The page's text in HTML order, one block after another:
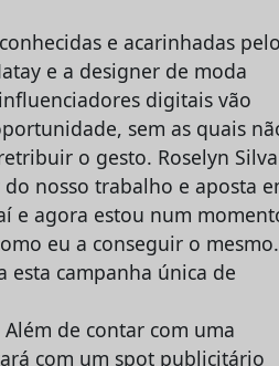
e acarinhadas
e a designer de moda
digitais vão
sem as quais
o gesto. Roselyn Silva
nosso trabalho e aposta
e agora estou num
eu a conseguir o mesmo.
esta campanha única de
de contar com uma
com um spot publicitário